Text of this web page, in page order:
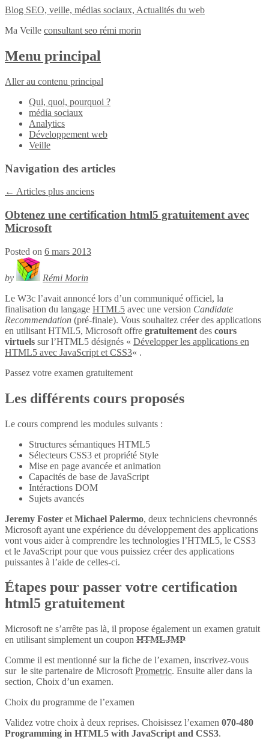
Blog SEO, veille, médias sociaux, Actualités du web
Ma Veille consultant seo rémi morin
Menu principal
Aller au contenu principal
Qui, quoi, pourquoi ?
média sociaux
Analytics
Développement web
Veille
Navigation des articles
← Articles plus anciens
Obtenez une certification html5 gratuitement avec
Microsoft
Posted on 6 mars 2013
by
Rémi Morin
Le W3c l’avait annoncé lors d’un communiqué officiel, la
finalisation du langage HTML5 avec une version Candidate
Recommendation (pré-finale). Vous souhaitez créer des applications
en utilisant HTML5, Microsoft offre gratuitement des cours
virtuels sur l’HTML5 désignés « Développer les applications en
HTML5 avec JavaScript et CSS3« .
Passez votre examen gratuitement
Les différents cours proposés
Le cours comprend les modules suivants :
Structures sémantiques HTML5
Sélecteurs CSS3 et propriété Style
Mise en page avancée et animation
Capacités de base de JavaScript
Intéractions DOM
Sujets avancés
Jeremy Foster et Michael Palermo, deux techniciens chevronnés
Microsoft ayant une expérience du développement des applications
vont vous aider à comprendre les technologies l’HTML5, le CSS3
et le JavaScript pour que vous puissiez créer des applications
puissantes à l’aide de celles-ci.
Étapes pour passer votre certification
html5 gratuitement
Microsoft ne s’arrête pas là, il propose également un examen gratuit
en utilisant simplement un coupon HTMLJMP
Comme il est mentionné sur la fiche de l’examen, inscrivez-vous
sur le site partenaire de Microsoft Prometric. Ensuite aller dans la
section, Choix d’un examen.
Choix du programme de l’examen
Validez votre choix à deux reprises. Choisissez l’examen 070-480
Programming in HTML5 with JavaScript and CSS3.